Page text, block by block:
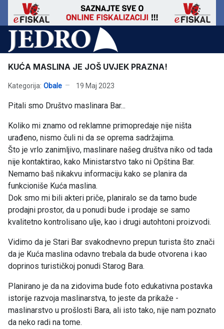
KUĆA MASLINA JE JOŠ UVJEK PRAZNA!
Kategorija: Obale 19 Maj 2023
Pitali smo Društvo maslinara Bar...
Koliko mi znamo od reklamne primopredaje nije ništa
urađeno, nismo čuli ni da se oprema sadržajima.
Što je vrlo zanimljivo, maslinare našeg društva niko od tada
nije kontaktirao, kako Ministarstvo tako ni Opština Bar.
Nemamo baš nikakvu informaciju kako se planira da
funkcioniše Kuća maslina.
Dok smo mi bili akteri priče, planiralo se da tamo bude
prodajni prostor, da u ponudi bude i prodaje se samo
kvalitetno kontrolisano ulje, kao i drugi autohtoni proizvodi.
Vidimo da je Stari Bar svakodnevno prepun turista što znači
da je Kuća maslina odavno trebala da bude otvorena i kao
doprinos turističkoj ponudi Starog Bara.
Planirano je da na zidovima bude foto edukativna postavka
istorije razvoja maslinarstva, to jeste da prikaže -
maslinarstvo u prošlosti Bara, ali isto tako, nije nam poznato
da neko radi na tome.